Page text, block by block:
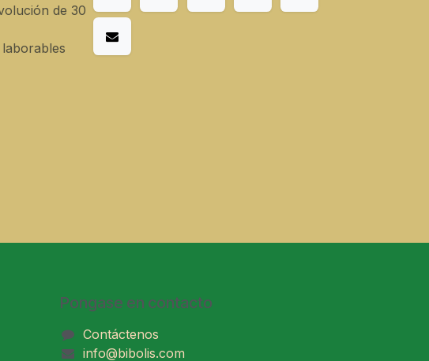
de 30
Pongase en contacto
Contáctenos
info@bibolis.com